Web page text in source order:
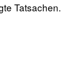
Tatsachen.